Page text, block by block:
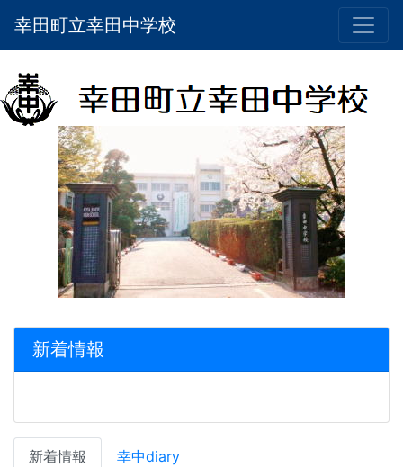
幸田町立幸田中学校
新着情報
新着情報 幸中diary